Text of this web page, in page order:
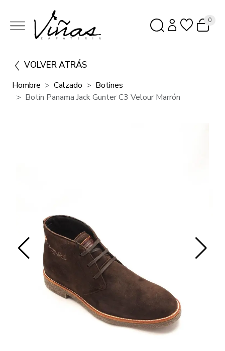
0
VOLVER ATRÁS
Hombre Calzado
Botines
Botín Panama Jack Gunter C3 Velour Marrón